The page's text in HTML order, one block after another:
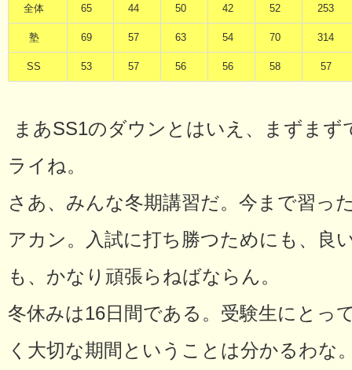
全体 65 44 50 42 52 253
塾 69 57 63 54 70 314
SS 53 57 56 56 58 57
まあSS1のダウンとはいえ、まずまず
ライね。
さあ、みんな冬期講習だ。今まで習っ
アカン。入試に打ち勝つためにも、良
も、かなり頑張らねばならん。
冬休みは16日間である。受験生にとっ
く大切な期間ということは分かるわな